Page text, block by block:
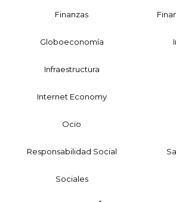
Finanzas
Globoeconomía
Infraestructura
Internet Economy
Ocio
Responsabilidad Social
Sociales